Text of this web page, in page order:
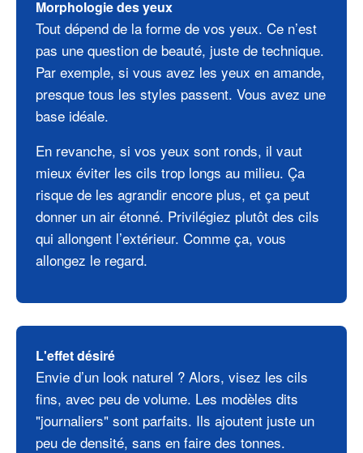
Morphologie des yeux
Tout dépend de la forme de vos yeux. Ce n’est
pas une question de beauté, juste de technique.
Par exemple, si vous avez les yeux en amande,
presque tous les styles passent. Vous avez une
base idéale.
En revanche, si vos yeux sont ronds, il vaut
mieux éviter les cils trop longs au milieu. Ça
risque de les agrandir encore plus, et ça peut
donner un air étonné. Privilégiez plutôt des cils
qui allongent l’extérieur. Comme ça, vous
allongez le regard.
L'effet désiré
Envie d’un look naturel ? Alors, visez les cils
fins, avec peu de volume. Les modèles dits
"journaliers" sont parfaits. Ils ajoutent juste un
peu de densité, sans en faire des tonnes.